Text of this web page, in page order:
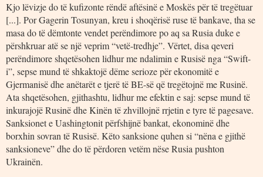
Kjo lëvizje do të kufizonte rëndë aftësinë e Moskës për të tregëtuar
[...]. Por Gagerin Tosunyan, kreu i shoqërisë ruse të bankave, tha se
masa do të dëmtonte vendet perëndimore po aq sa Rusia duke e
përshkruar atë se një veprim “vetë-tredhje”. Vërtet, disa qeveri
perëndimore shqetësohen lidhur me ndalimin e Rusisë nga “Swift-
i”, sepse mund të shkaktojë dëme serioze për ekonomitë e
Gjermanisë dhe anëtarët e tjerë të BE-së që tregëtojnë me Rusinë.
Ata shqetësohen, gjithashtu, lidhur me efektin e saj: sepse mund të
inkurajojë Rusinë dhe Kinën të zhvillojnë rrjetin e tyre të pagesave.
Sanksionet e Uashingtonit përfshijnë bankat, ekonominë dhe
borxhin sovran të Rusisë. Këto sanksione quhen si “nëna e gjithë
sanksioneve” dhe do të përdoren vetëm nëse Rusia pushton
Ukrainën.